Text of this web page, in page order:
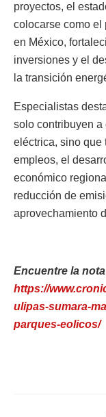
proyectos, el
colocarse como el
en México,
inversiones y el
la transición
Especialistas
solo contribuyen
eléctrica, sino que
empleos, el
económico
reducción de
aprovechamiento
Encuentre la
https://
ulipas-sumara-
parques-eolicos/